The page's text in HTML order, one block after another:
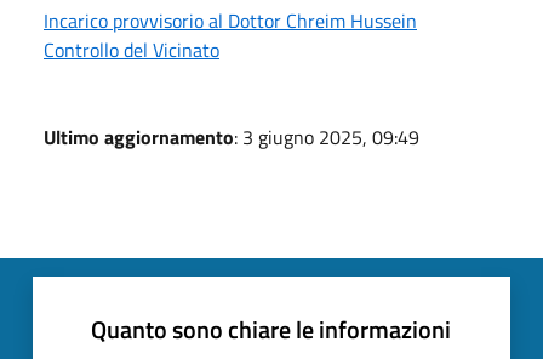
Incarico provvisorio al Dottor Chreim Hussein
Controllo del Vicinato
Ultimo aggiornamento: 3 giugno 2025, 09:49
Quanto sono chiare le informazioni